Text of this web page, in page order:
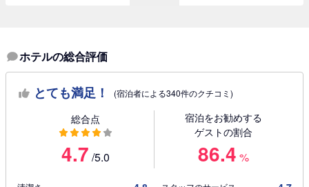
ホテルの総合評価
とても満足！ (宿泊者による340件のクチコミ)
総合点
4.7 /5.0
宿泊をお勧めする
ゲストの割合
86.4 %